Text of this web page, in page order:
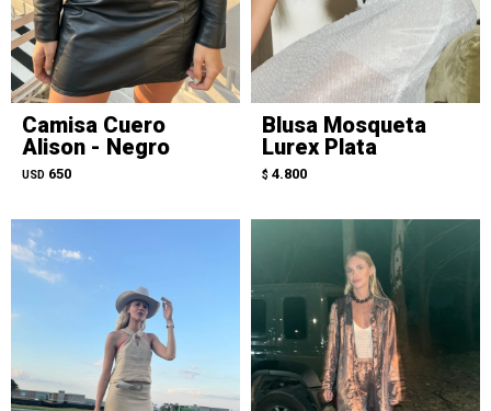
Camisa Cuero
Alison - Negro
USD 650
Blusa Mosqueta
Lurex Plata
$ 4.800